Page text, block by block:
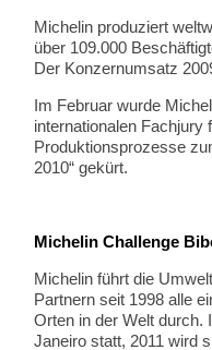
Michelin produziert
über 109.000
Der Konzernumsatz
Im Februar wurde
internationalen Fachjury
Produktionsprozesse
2010“ gekürt.
Michelin Challenge
Michelin führt die
Partnern seit 1998 alle
Orten in der Welt durch.
Janeiro statt, 2011 wird